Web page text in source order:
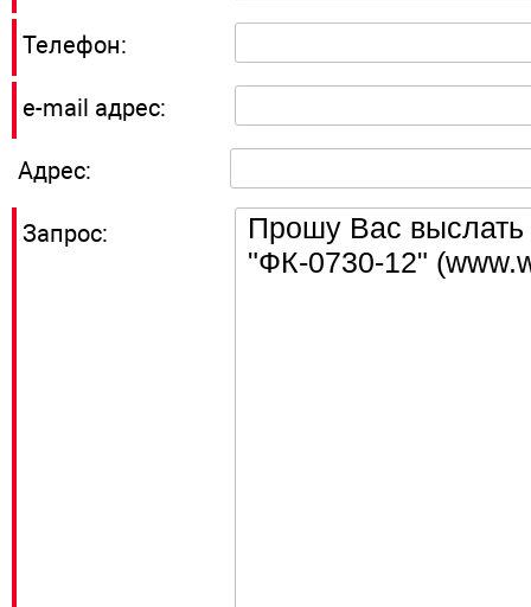
Телефон:
e-mail адрес:
Адрес:
Запрос: